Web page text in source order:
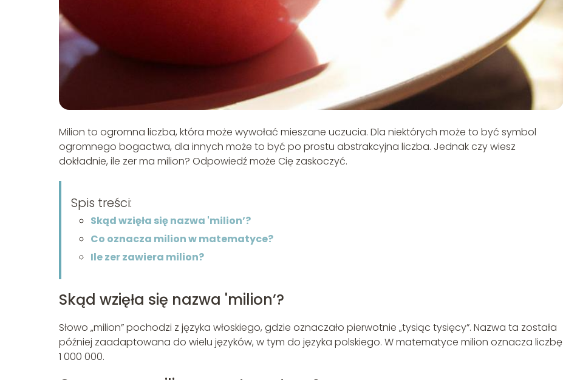
Milion to ogromna liczba, która może wywołać mieszane uczucia. Dla niektórych może to być symbol
ogromnego bogactwa, dla innych może to być po prostu abstrakcyjna liczba. Jednak czy wiesz
dokładnie, ile zer ma milion? Odpowiedź może Cię zaskoczyć.
Spis treści:
Skąd wzięła się nazwa 'milion’?
Co oznacza milion w matematyce?
Ile zer zawiera milion?
Skąd wzięła się nazwa 'milion’?
Słowo „milion” pochodzi z języka włoskiego, gdzie oznaczało pierwotnie „tysiąc tysięcy”. Nazwa ta została
później zaadaptowana do wielu języków, w tym do języka polskiego. W matematyce milion oznacza liczbę
1 000 000.